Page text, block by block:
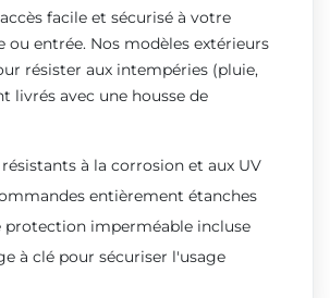
facile et sécurisé à votre
ou entrée. Nos modèles extérieurs
résister aux intempéries (pluie,
livrés avec une housse de
à la corrosion et aux UV
entièrement étanches
protection imperméable incluse
à clé pour sécuriser l'usage